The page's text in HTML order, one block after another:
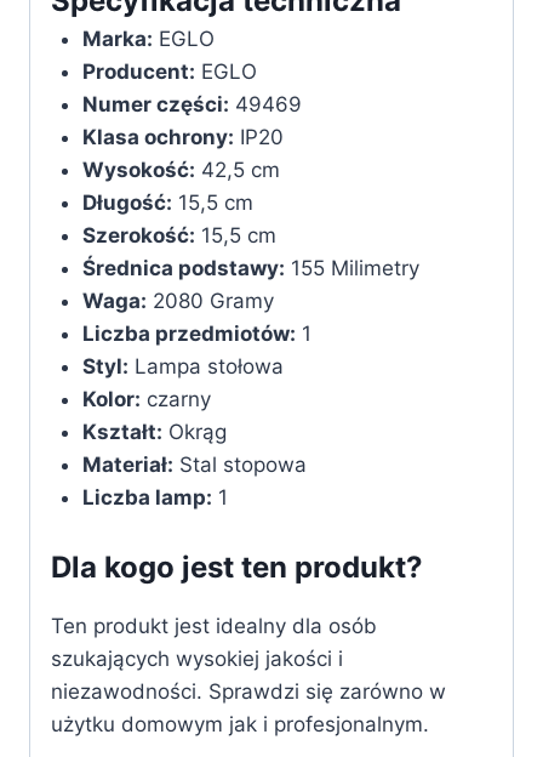
Marka: ‎EGLO
Producent: ‎EGLO
Numer części: ‎49469
Klasa ochrony: ‎IP20
Wysokość: ‎42,5 cm
Długość: ‎15,5 cm
Szerokość: ‎15,5 cm
Średnica podstawy: ‎155 Milimetry
Waga: ‎2080 Gramy
Liczba przedmiotów: ‎1
Styl: ‎Lampa stołowa
Kolor: ‎czarny
Kształt: ‎Okrąg
Materiał: ‎Stal stopowa
Liczba lamp: ‎1
Dla kogo jest ten produkt?
Ten produkt jest idealny dla osób
szukających wysokiej jakości i
niezawodności. Sprawdzi się zarówno w
użytku domowym jak i profesjonalnym.